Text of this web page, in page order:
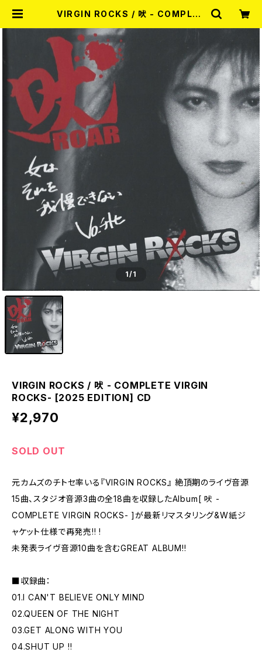
VIRGIN ROCKS / 吠 - COMPLET
ON] CD | RECORD SHOP MISE
RY
1/1
VIRGIN ROCKS / 吠 - COMPLETE VIRGIN
ROCKS- [2025 EDITION] CD
¥2,970
SOLD OUT
元カムズのチトセ率いる『VIRGIN ROCKS』 絶頂期のライヴ音源
15曲、スタジオ音源3曲の全18曲を収録したAlbum[ 吠 -
COMPLETE VIRGIN ROCKS- ]が最新リマスタリング&W紙ジ
ャケット仕様で再発売!! !
未発表ライヴ音源10曲を含むGREAT ALBUM!!
■収録曲：
01.I CAN'T BELIEVE ONLY MIND
02.QUEEN OF THE NIGHT
03.GET ALONG WITH YOU
04.SHUT UP !!